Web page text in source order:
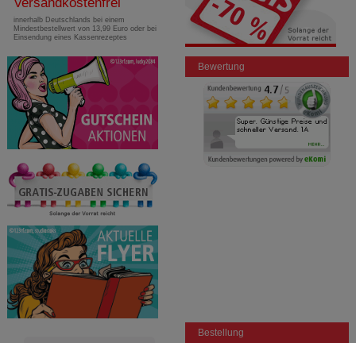
innerhalb Deutschlands bei einem
Mindestbestellwert von 13,99 Euro oder bei
Einsendung eines Kassenrezeptes
Bewertung
Bestellung